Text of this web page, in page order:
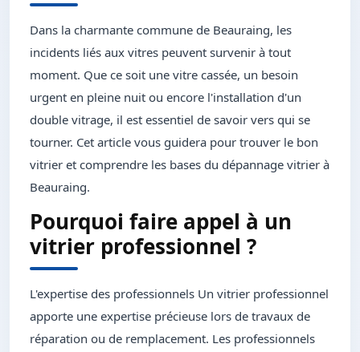
Dans la charmante commune de Beauraing, les
incidents liés aux vitres peuvent survenir à tout
moment. Que ce soit une vitre cassée, un besoin
urgent en pleine nuit ou encore l'installation d'un
double vitrage, il est essentiel de savoir vers qui se
tourner. Cet article vous guidera pour trouver le bon
vitrier et comprendre les bases du dépannage vitrier à
Beauraing.
Pourquoi faire appel à un
vitrier professionnel ?
L'expertise des professionnels Un vitrier professionnel
apporte une expertise précieuse lors de travaux de
réparation ou de remplacement. Les professionnels